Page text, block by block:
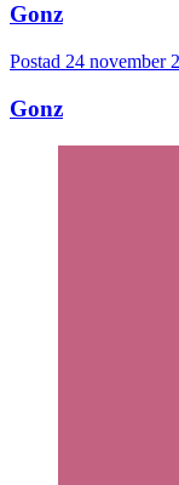
Gonz
Postad 24 november
Gonz